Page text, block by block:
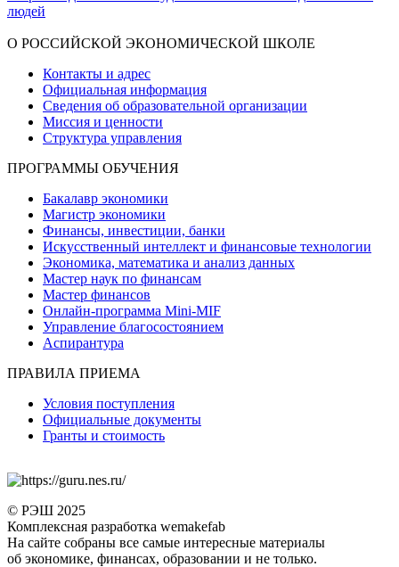
людей
О РОССИЙСКОЙ ЭКОНОМИЧЕСКОЙ ШКОЛЕ
Контакты и адрес
Официальная информация
Сведения об образовательной организации
Миссия и ценности
Структура управления
ПРОГРАММЫ ОБУЧЕНИЯ
Бакалавр экономики
Магистр экономики
Финансы, инвестиции, банки
Искусственный интеллект и финансовые технологии
Экономика, математика и анализ данных
Мастер наук по финансам
Мастер финансов
Онлайн-программа Mini-MIF
Управление благосостоянием
Аспирантура
ПРАВИЛА ПРИЕМА
Условия поступления
Официальные документы
Гранты и стоимость
© РЭШ 2025
Комплексная разработка wemakefab
На сайте собраны все самые интересные материалы
об экономике, финансах, образовании и не только.